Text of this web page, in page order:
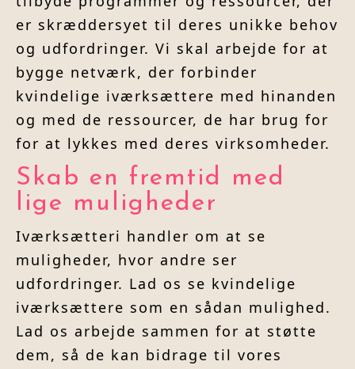
er skræddersyet til deres unikke behov
og udfordringer. Vi skal arbejde for at
bygge netværk, der forbinder
kvindelige iværksættere med hinanden
og med de ressourcer, de har brug for
for at lykkes med deres virksomheder.
Skab en fremtid med
lige muligheder
Iværksætteri handler om at se
muligheder, hvor andre ser
udfordringer. Lad os se kvindelige
iværksættere som en sådan mulighed.
Lad os arbejde sammen for at støtte
dem, så de kan bidrage til vores